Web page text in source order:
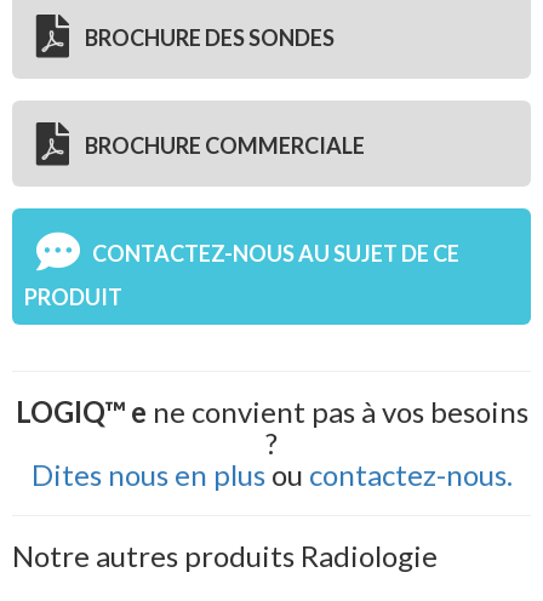
BROCHURE DES SONDES
BROCHURE COMMERCIALE
CONTACTEZ-NOUS AU SUJET DE CE
PRODUIT
LOGIQ™ e ne convient pas à vos besoins
?
Dites nous en plusou contactez-nous.
Notre autres produits Radiologie